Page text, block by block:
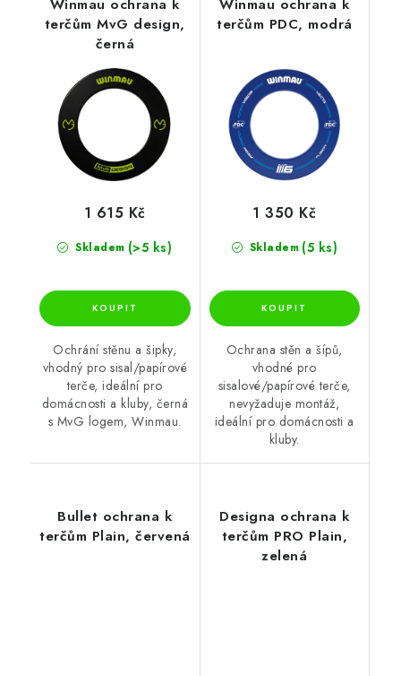
Winmau ochrana k
terčům MvG design,
černá
Skladem (>5 ks)
1 615 Kč
Ochrání stěnu a šipky,
vhodný pro sisal/papírové
terče, ideální pro
domácnosti a kluby, černá
s MvG logem, Winmau.
Winmau ochrana k
terčům PDC, modrá
Skladem (5 ks)
1 350 Kč
Ochrana stěn a šípů,
vhodné pro
sisalové/papírové terče,
nevyžaduje montáž,
ideální pro domácnosti a
kluby.
Bullet ochrana k
terčům Plain, červená
Designa ochrana k
terčům PRO Plain,
zelená